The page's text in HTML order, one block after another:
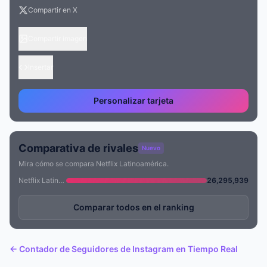
Compartir en X
Personalizar tarjeta
Comparativa de rivales Nuevo
Mira cómo se compara Netflix Latinoamérica.
Netflix Latinoamérica
26,295,939
Comparar todos en el ranking
← Contador de Seguidores de Instagram en Tiempo Real